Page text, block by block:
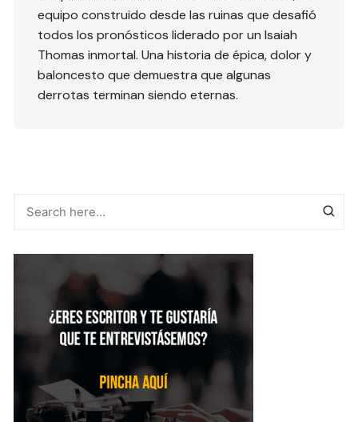
equipo construido desde las ruinas que desafió
todos los pronósticos liderado por un Isaiah
Thomas inmortal. Una historia de épica, dolor y
baloncesto que demuestra que algunas
derrotas terminan siendo eternas.